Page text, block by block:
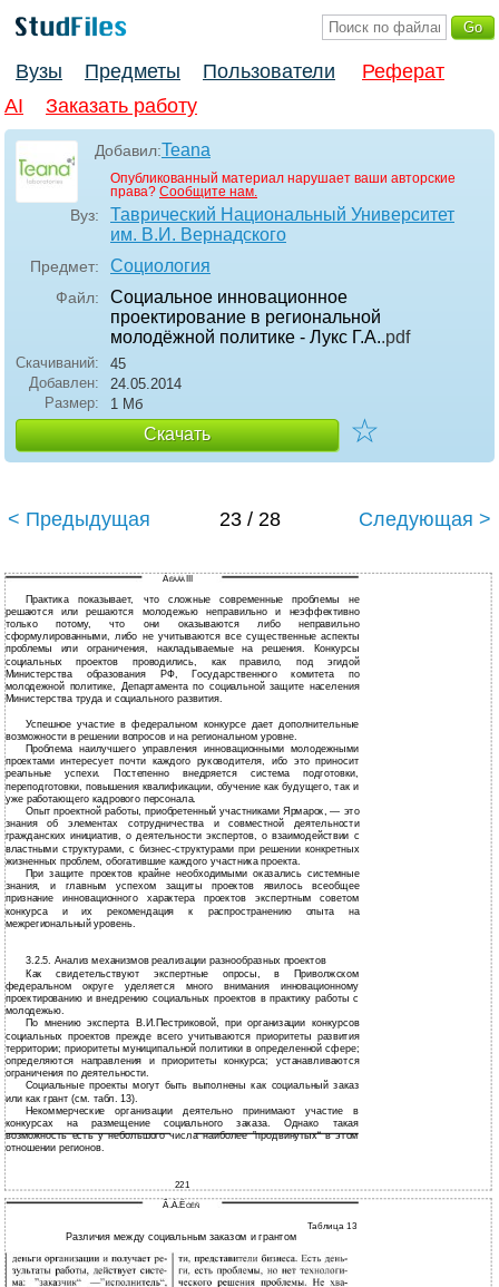
Вузы Предметы Пользователи
Реферат
AI
Заказать работу
Добавил:Teana
Опубликованный материал нарушает ваши авторские
права? Сообщите нам.
Вуз:
Таврический Национальный Университет
им. В.И. Вернадского
Предмет: Социология
Файл:
Социальное инновационное
проектирование в региональной
молодёжной политике - Лукс Г.А..pdf
Скачиваний:
45
Добавлен:
24.05.2014
Размер:
1 Мб
Скачать ☆
< Предыдущая 23 / 28 Следующая >
ÃËÀÂÀ
Практика показывает, что сложные современные проблемы не
решаются или решаются молодежью неправильно и неэффективно
только потому, что они оказываются либо неправильно
сформулированными, либо не учитываются все существенные аспекты
проблемы или ограничения, накладываемые на решения. Конкурсы
социальных проектов проводились, как правило, под эгидой
Министерства образования РФ, Государственного комитета по
молодежной политике, Департамента по социальной защите населения
Министерства труда и социального развития.
Успешное участие в федеральном конкурсе дает дополнительные
возможности в решении вопросов и на региональном уровне.
Проблема наилучшего управления инновационными молодежными
проектами интересует почти каждого руководителя, ибо это приносит
реальные успехи. Постепенно внедряется система подготовки,
переподготовки, повышения квалификации, обучение как будущего, так и
уже работающего кадрового персонала.
Опыт проектной работы, приобретенный участниками Ярмарок, — это
знания об элементах сотрудничества и совместной деятельности
гражданских инициатив, о деятельности экспертов, о взаимодействии с
властными структурами, с бизнес-структурами при решении конкретных
жизненных проблем, обогатившие каждого участника проекта.
При защите проектов крайне необходимыми оказались системные
знания, и главным успехом защиты проектов явилось всеобщее
признание инновационного характера проектов экспертным советом
конкурса и их рекомендация к распространению опыта на
межрегиональный уровень.
3.2.5. Анализ механизмов реализации разнообразных проектов
Как свидетельствуют экспертные опросы, в Приволжском
федеральном округе уделяется много внимания инновационному
проектированию и внедрению социальных проектов в практику работы с
молодежью.
По мнению эксперта В.И.Пестриковой, при организации конкурсов
социальных проектов прежде всего учитываются приоритеты развития
территории; приоритеты муниципальной политики в определенной сфере;
определяются направления и приоритеты конкурса; устанавливаются
ограничения по деятельности.
Социальные проекты могут быть выполнены как социальный заказ
или как грант (см. табл. 13).
Некоммерческие организации деятельно принимают участие в
конкурсах на размещение социального заказа. Однако такая
возможность есть у небольшого числа наиболее ”продвинутых“ в этом
отношении регионов.
221
Ã.À.ËÓÊÑ
Таблица 13
Различия между социальным заказом и грантом